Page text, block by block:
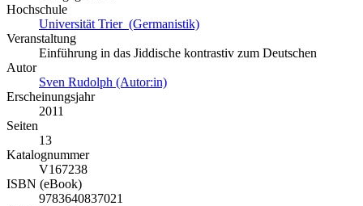
Hochschule
Universität Trier (Germanistik)
Veranstaltung
Einführung in das Jiddische kontrastiv zum Deutschen
Autor
Sven Rudolph (Autor:in)
Erscheinungsjahr
2011
Seiten
13
Katalognummer
V167238
ISBN (eBook)
9783640837021